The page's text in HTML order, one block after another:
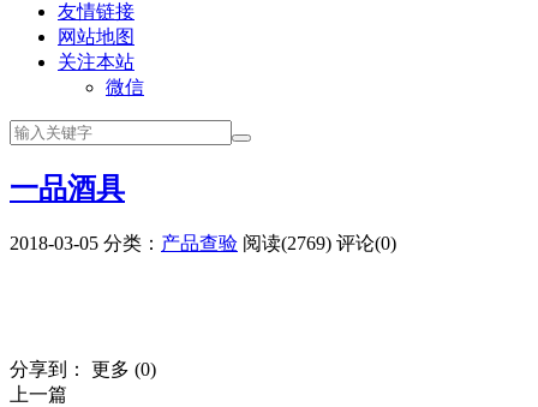
友情链接
网站地图
关注本站
微信
一品酒具
2018-03-05 分类： 产品查验 阅读(2769) 评论(0)
分享到： 更多 (0)
上一篇